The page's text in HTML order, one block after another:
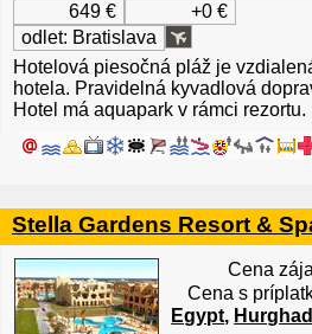
649 €
+0 €
odlet: Bratislava
Hotelová piesočná pláž je
hotela. Pravidelná kyvadlová
Hotel má aquapark v rámci rezortu.
Stella Gardens Resort &
Cena
Cena s
Egypt,